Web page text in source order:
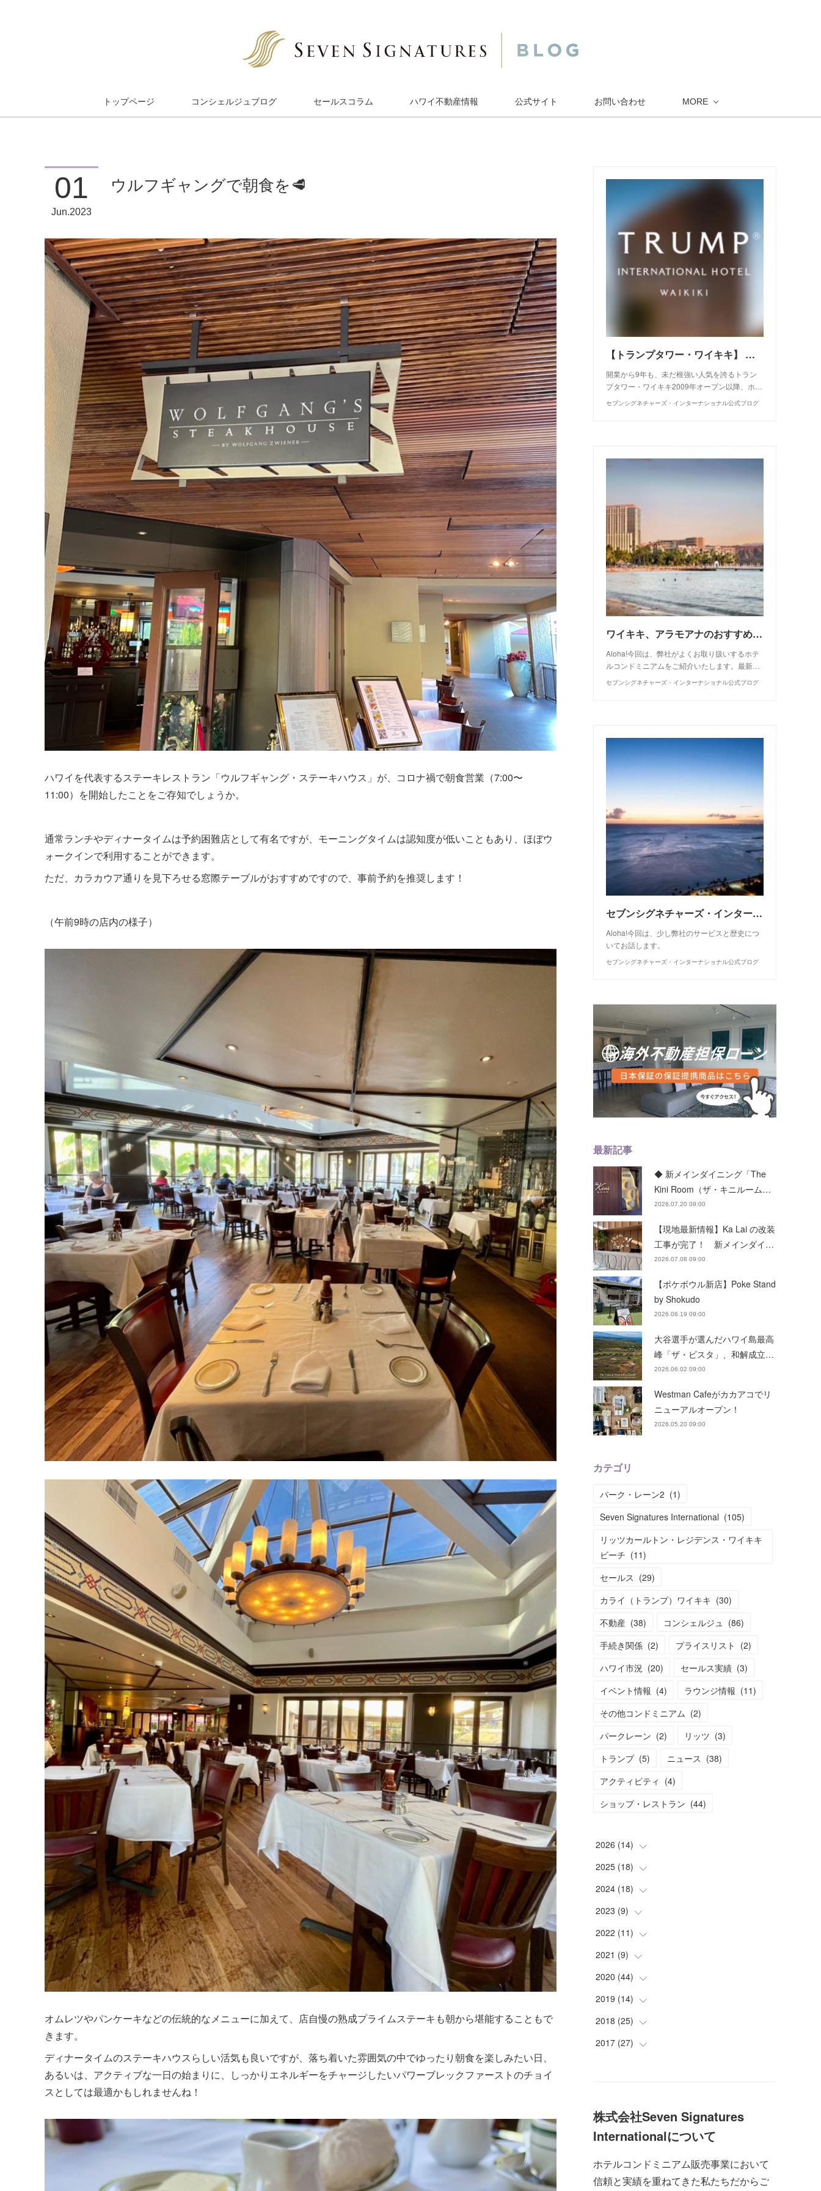
トップページ コンシェルジュブログ セールスコラム ハワイ不動産情報 公式サイト お問い合わせ MORE
01
Jun 2023
ウルフギャングで朝食を🥩
ハワイを代表するステーキレストラン「ウルフギャング・ステーキハウス」が、コロナ禍で朝食営業（7:00〜
11:00）を開始したことをご存知でしょうか。
通常ランチやディナータイムは予約困難店として有名ですが、モーニングタイムは認知度が低いこともあり、ほぼウ
ォークインで利用することができます。
ただ、カラカウア通りを見下ろせる窓際テーブルがおすすめですので、事前予約を推奨します！
（午前9時の店内の様子）
オムレツやパンケーキなどの伝統的なメニューに加えて、店自慢の熟成プライムステーキも朝から堪能することもで
きます。
ディナータイムのステーキハウスらしい活気も良いですが、落ち着いた雰囲気の中でゆったり朝食を楽しみたい日、
あるいは、アクティブな一日の始まりに、しっかりエネルギーをチャージしたいパワーブレックファーストのチョイ
スとしては最適かもしれませんね！
【トランプタワー・ワイキキ】 五つ星ホテルを所有する贅沢
開業から9年も、未だ根強い人気を誇るトラン
プタワー・ワイキキ2009年オープン以降、ホ…
セブンシグネチャーズ・インターナショナル公式ブログ
ワイキキ、アラモアナのおすすめ物件一覧
Aloha!今回は、弊社がよくお取り扱いするホテ
ルコンドミニアムをご紹介いたします。最新…
セブンシグネチャーズ・インターナショナル公式ブログ
セブンシグネチャーズ・インターナショナルについて
Aloha!今回は、少し弊社のサービスと歴史につ
いてお話します。
セブンシグネチャーズ・インターナショナル公式ブログ
最新記事
◆ 新メインダイニング「The
Kini Room（ザ・キニルーム…
2026.07.20 09:00
【現地最新情報】Ka Lai の改装
工事が完了！ 新メインダイ…
2026.07.08 09:00
【ポケボウル新店】Poke Stand
by Shokudo
2026.06.19 09:00
大谷選手が選んだハワイ島最高
峰「ザ・ビスタ」、和解成立…
2026.06.02 09:00
Westman Cafeがカカアコでリ
ニューアルオープン！
2026.05.20 09:00
カテゴリ
パーク・レーン2 (1)
Seven Signatures International (105)
リッツカールトン・レジデンス・ワイキキ
ビーチ (11)
セールス (29)
カライ（トランプ）ワイキキ (30)
不動産 (38) コンシェルジュ (86)
手続き関係 (2) プライスリスト (2)
ハワイ市況 (20) セールス実績 (3)
イベント情報 (4) ラウンジ情報 (11)
その他コンドミニアム (2)
パークレーン (2) リッツ (3)
トランプ (5) ニュース (38)
アクティビティ (4)
ショップ・レストラン (44)
2026 (14)
(2)
(2)
(2
( 2)
(2
( 2)
( 2)
2025 (18)
(2)
(2
( 2)
(2
(2)
( 3)
(2)
(1)
2024 (18)
(2
( 2)
(2
(2)
( 2)
(3)
(1)
2023 (9)
( 2)
(2
(1)
( 1)
(3)
2022 (11)
(2
(1)
(2)
(1)
(2)
2021 (9)
(1)
(1)
(2)
(1)
(1 )
2020 (44)
(1)
(3)
(5)
(2 )
(10)
2019 (14)
(1)
(1)
2 )
(1 )
2018 (25)
(1)
(1 )
2017 (27)
株式会社Seven Signatures
Internationalについて
ホテルコンドミニアム販売事業において
信頼と実績を重ねてきた私たちだからご